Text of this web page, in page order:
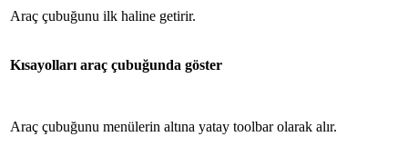
Araç çubuğunu ilk haline getirir.
Kısayolları araç çubuğunda göster
Araç çubuğunu menülerin altına yatay toolbar olarak alır.